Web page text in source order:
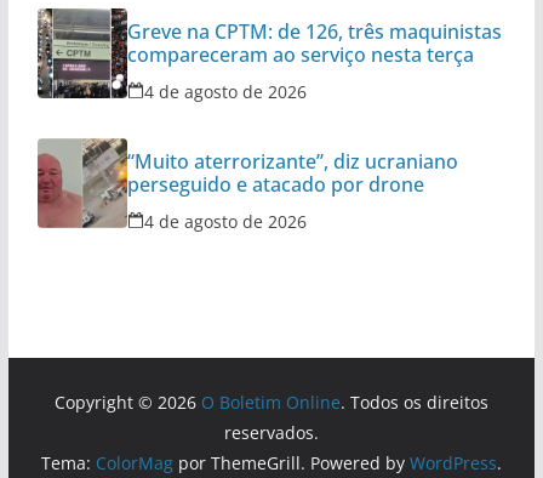
Greve na CPTM: de 126, três maquinistas
compareceram ao serviço nesta terça
4 de agosto de 2026
“Muito aterrorizante”, diz ucraniano
perseguido e atacado por drone
4 de agosto de 2026
Copyright © 2026 O Boletim Online. Todos os direitos
reservados.
Tema: ColorMagpor ThemeGrill. Powered by WordPress.